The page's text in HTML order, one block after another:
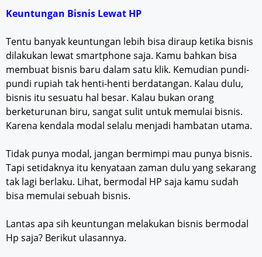
Keuntungan Bisnis Lewat HP
Tentu banyak keuntungan lebih bisa diraup ketika bisnis
dilakukan lewat smartphone saja. Kamu bahkan bisa
membuat bisnis baru dalam satu klik. Kemudian pundi-
pundi rupiah tak henti-henti berdatangan. Kalau dulu,
bisnis itu sesuatu hal besar. Kalau bukan orang
berketurunan biru, sangat sulit untuk memulai bisnis.
Karena kendala modal selalu menjadi hambatan utama.
Tidak punya modal, jangan bermimpi mau punya bisnis.
Tapi setidaknya itu kenyataan zaman dulu yang sekarang
tak lagi berlaku. Lihat, bermodal HP saja kamu sudah
bisa memulai sebuah bisnis.
Lantas apa sih keuntungan melakukan bisnis bermodal
Hp saja? Berikut ulasannya.